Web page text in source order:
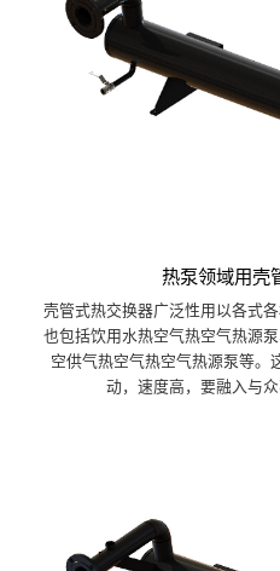
热泵领域用壳
壳管式热交换器广泛性用以各式
也包括饮用水热空气热空气热源
空供气热空气热空气热源泵等。
动，速度高，要融入与众